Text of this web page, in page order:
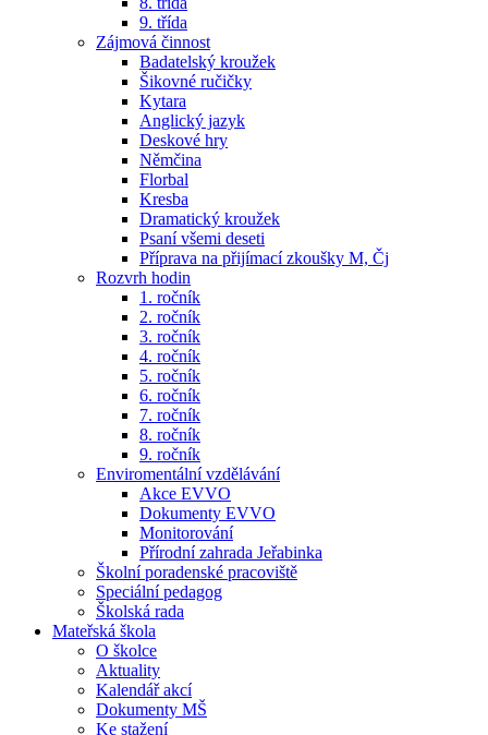
9. třída
Zájmová činnost
Badatelský kroužek
Šikovné ručičky
Kytara
Anglický jazyk
Deskové hry
Němčina
Florbal
Kresba
Dramatický kroužek
Psaní všemi deseti
Příprava na přijímací zkoušky M, Čj
Rozvrh hodin
1. ročník
2. ročník
3. ročník
4. ročník
5. ročník
6. ročník
7. ročník
8. ročník
9. ročník
Enviromentální vzdělávání
Akce EVVO
Dokumenty EVVO
Monitorování
Přírodní zahrada Jeřabinka
Školní poradenské pracoviště
Speciální pedagog
Školská rada
Mateřská škola
O školce
Aktuality
Kalendář akcí
Dokumenty MŠ
Ke stažení